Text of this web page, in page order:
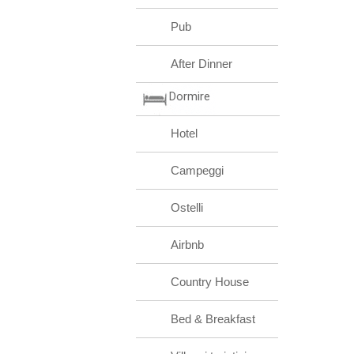
Pub
After Dinner
Dormire
Hotel
Campeggi
Ostelli
Airbnb
Country House
Bed & Breakfast